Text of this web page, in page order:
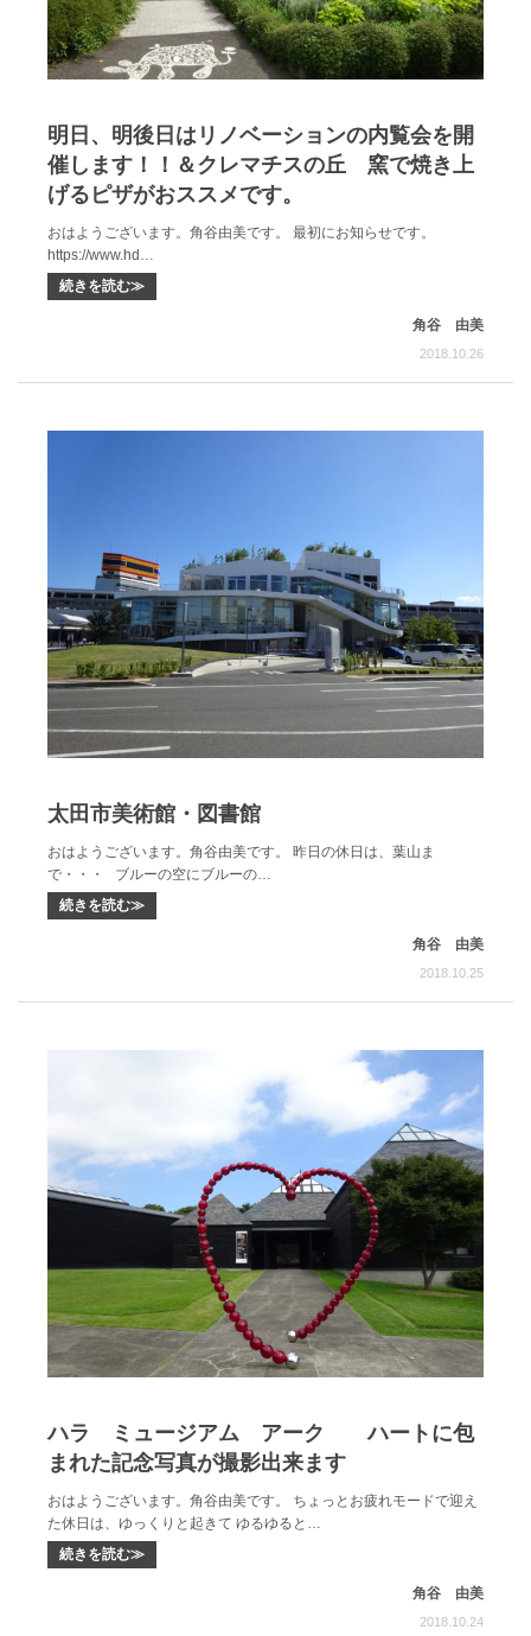
明日、明後日はリノベーションの内覧会を開
催します！！＆クレマチスの丘 窯で焼き上
げるピザがおススメです。
おはようございます。角谷由美です。 最初にお知らせです。
https://www.hd…
続きを読む≫
角谷 由美
2018.10.26
太田市美術館・図書館
おはようございます。角谷由美です。 昨日の休日は、葉山ま
で・・・ ブルーの空にブルーの…
続きを読む≫
角谷 由美
2018.10.25
ハラ ミュージアム アーク ハートに包
まれた記念写真が撮影出来ます
おはようございます。角谷由美です。 ちょっとお疲れモードで迎え
た休日は、ゆっくりと起きて ゆるゆると…
続きを読む≫
角谷 由美
2018.10.24